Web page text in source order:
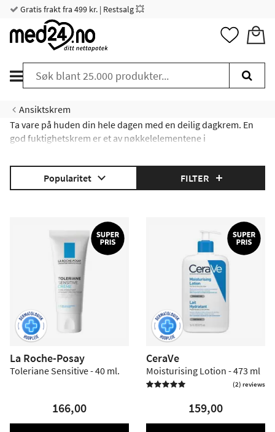
Gratis frakt fra 499 kr. | Restsalg 💥
Ansiktskrem
Ta vare på huden din hele dagen med en deilig dagkrem. En
god fuktighetskrem er et av nøkkelelementene i
her!
Hvorfor bruke dagkrem?|Dagkrem med solfaktor
Popularitet FILTER
La Roche-Posay
Toleriane Sensitive - 40 ml.
166,00
CeraVe
Moisturising Lotion - 473 ml
 (2) reviews
159,00